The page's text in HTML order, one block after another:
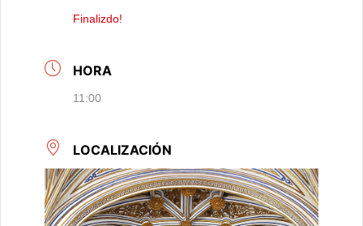
Finalizdo!
HORA
11:00
LOCALIZACIÓN